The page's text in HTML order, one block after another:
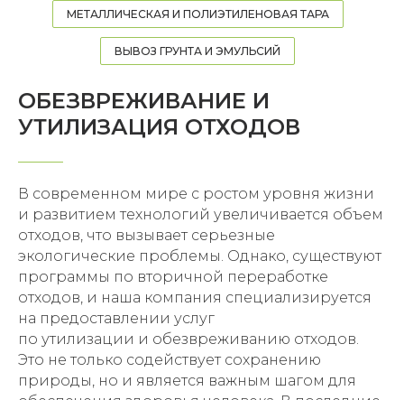
МЕТАЛЛИЧЕСКАЯ И ПОЛИЭТИЛЕНОВАЯ ТАРА
ВЫВОЗ ГРУНТА И ЭМУЛЬСИЙ
ОБЕЗВРЕЖИВАНИЕ И
УТИЛИЗАЦИЯ ОТХОДОВ
В современном мире с ростом уровня жизни
и развитием технологий увеличивается объем
отходов, что вызывает серьезные
экологические проблемы. Однако, существуют
программы по вторичной переработке
отходов, и наша компания специализируется
на предоставлении услуг
по утилизации и обезвреживанию отходов.
Это не только содействует сохранению
природы, но и является важным шагом для